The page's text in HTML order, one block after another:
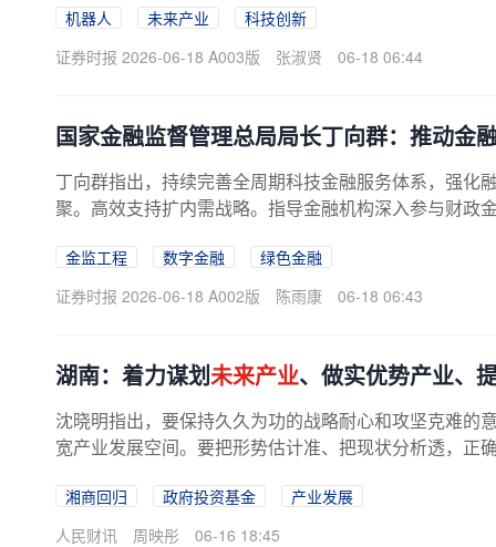
机器人 未来产业
科技创新
证券时报 2026-06-18 A003版
张淑贤 06-18 06:44
国家金融监督管理总局局长丁向群：推动金
丁向群指出，持续完善全周期科技金融服务体系，强化
聚。高效支持扩内需战略。指导金融机构深入参与财政
金监工程 数字金融
绿色金融
证券时报 2026-06-18 A002版
陈雨康 06-18 06:43
湖南：着力谋划未来产业、做实优势产业、
沈晓明指出，要保持久久为功的战略耐心和攻坚克难的
宽产业发展空间。要把形势估计准、把现状分析透，正
湘商回归 政府投资基金
产业发展
人民财讯
周映彤 06-16 18:45